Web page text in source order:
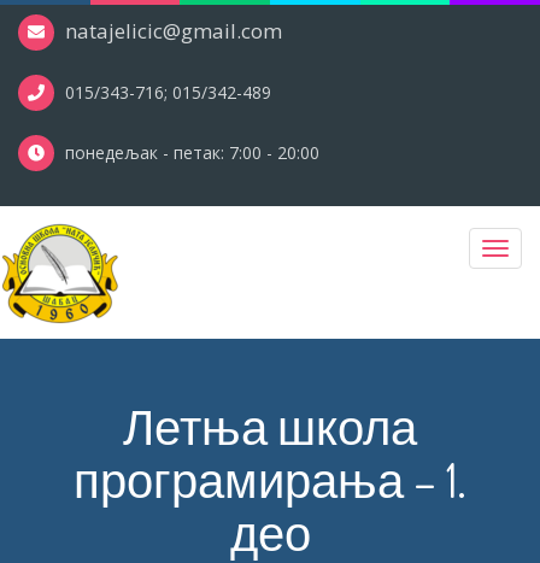
natajelicic@gmail.com
015/343-716; 015/342-489
понедељак - петак: 7:00 - 20:00
Летња школа
програмирања – 1.
део